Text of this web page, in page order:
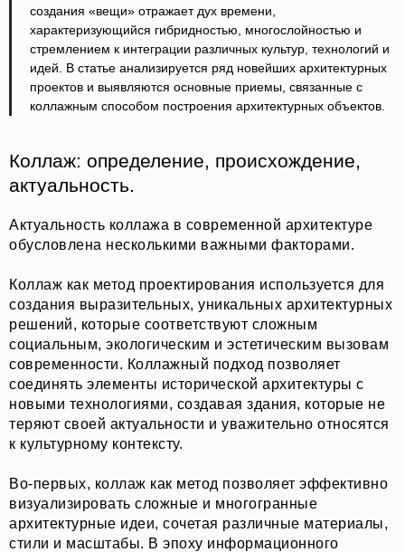
создания «вещи» отражает дух времени,
характеризующийся гибридностью, многослойностью и
стремлением к интеграции различных культур, технологий и
идей. В статье анализируется ряд новейших архитектурных
проектов и выявляются основные приемы, связанные с
коллажным способом построения архитектурных объектов.
Коллаж: определение, происхождение,
актуальность.
Актуальность коллажа в современной архитектуре
обусловлена несколькими важными факторами.
Коллаж как метод проектирования используется для
создания выразительных, уникальных архитектурных
решений, которые соответствуют сложным
социальным, экологическим и эстетическим вызовам
современности. Коллажный подход позволяет
соединять элементы исторической архитектуры с
новыми технологиями, создавая здания, которые не
теряют своей актуальности и уважительно относятся
к культурному контексту.
Во-первых, коллаж как метод позволяет эффективно
визуализировать сложные и многогранные
архитектурные идеи, сочетая различные материалы,
стили и масштабы. В эпоху информационного